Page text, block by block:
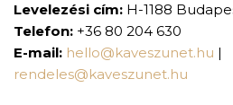
Levelezési cím: H-1188
Telefon: +36 80 204 630
E-mail: hello@kaveszunet.hu |
rendeles@kaveszunet.hu